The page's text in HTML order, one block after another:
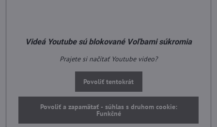
Videá Youtube sú blokované Voľbami súkromia
Prajete si načítať Youtube video?
Povoliť tentokrát
Povoliť a zapamätať - súhlas s druhom cookie:
Funkčné